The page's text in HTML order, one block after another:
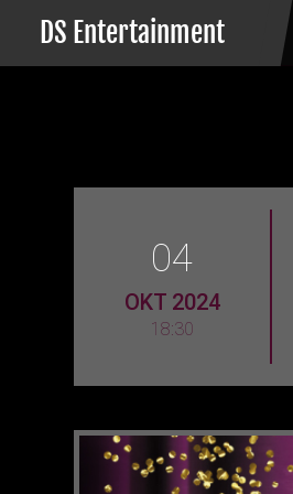
DS Entertainment
04
OKT 2024
18:30